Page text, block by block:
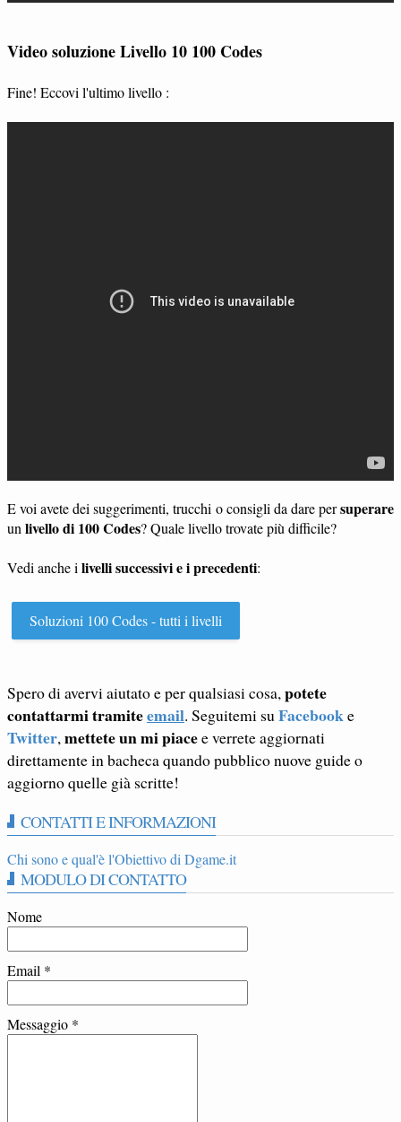
Video soluzione Livello 10 100 Codes
Fine! Eccovi l'ultimo livello :
E voi avete dei suggerimenti, trucchi o consigli da dare persuperare
un livello di 100 Codes? Quale livello trovate più difficile?
Vedi anche i livelli successivi e i precedenti:
Soluzioni 100 Codes - tutti i livelli
Spero di avervi aiutato e per qualsiasi cosa,potete
contattarmi tramiteemail. Seguitemi suFacebooke
Twitter,mettete un mi piacee verrete aggiornati
direttamente in bacheca quando pubblico nuove guide o
aggiorno quelle già scritte!
CONTATTI E INFORMAZIONI
Chi sono e qual'è l'Obiettivo di Dgame.it
MODULO DI CONTATTO
Nome
Email *
Messaggio *